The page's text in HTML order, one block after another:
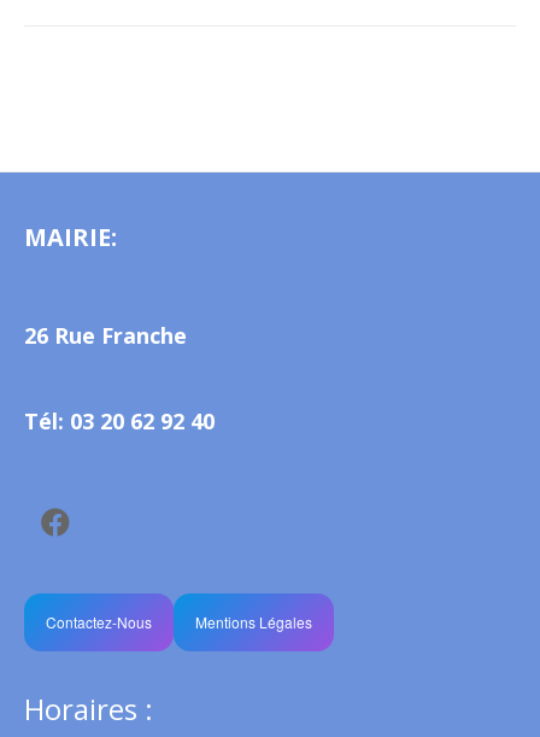
MAIRIE:
26 Rue Franche
Tél: 03 20 62 92 40
Contactez-Nous Mentions Légales
Horaires :